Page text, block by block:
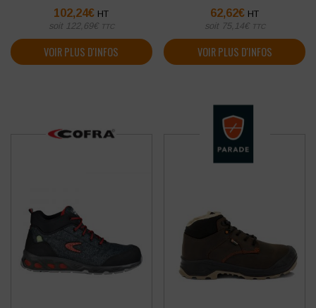
102,24€ HT
soit 122,69€ TTC
VOIR PLUS D'INFOS
62,62€ HT
soit 75,14€ TTC
VOIR PLUS D'INFOS